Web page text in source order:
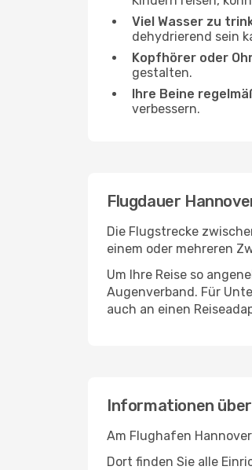
Viel Wasser zu
dehydrierend sein
Kopfhörer oder
gestalten.
Ihre Beine
verbessern.
Flugdauer
Die Flugstrecke
einem oder mehreren
Um Ihre Reise so
Augenverband. Für
auch an einen
Informationen
Am Flughafen
Dort finden Sie alle